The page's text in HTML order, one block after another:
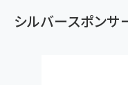
シルバースポンサ